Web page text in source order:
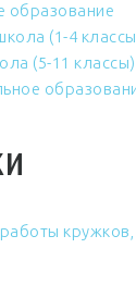
образование
(1-4
(5-11 классы)
кружков,